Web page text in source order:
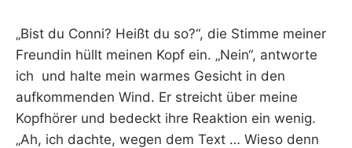
„Bist du Conni? Heißt du so?“, die Stimme meiner
Freundin hüllt meinen Kopf ein. „Nein“, antworte
ich und halte mein warmes Gesicht in den
aufkommenden Wind. Er streicht über meine
Kopfhörer und bedeckt ihre Reaktion ein wenig.
„Ah, ich dachte, wegen dem Text … Wieso denn